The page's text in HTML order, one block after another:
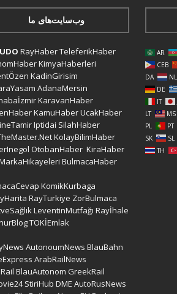
وب‌سایت‌های ما
RayHaberTeleferikHaber
KimyaHaberleri
KadinGirisim
AdanaMersin
KaravanHaber
KamuHaberUcakHaber
Iptidai SilahHaber
KolayBilimHaber
OtobanHaber KiraHaber
BulmacaHaber
KomikKurbaga
RayTurkiye ZorBulmaca
LeventinMutfağı Rayİhale
TOKİEmlak
AutonoumNews BlauBahn
ArabRailNews
BlauAutonom GreekRail
StiriHub DME AutoRusNews
AR
CEB
DA
NL
DE
IT
LT
MS
PL
PT
SK
SL
TH